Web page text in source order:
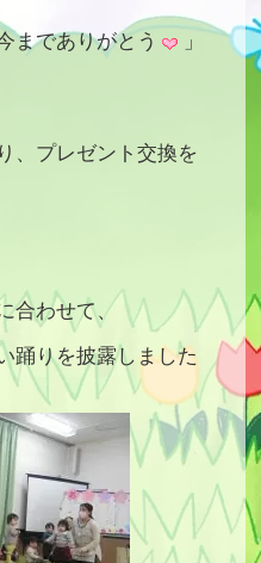
までありがとう
」
、プレゼント交換を
合わせて、
踊りを披露しました